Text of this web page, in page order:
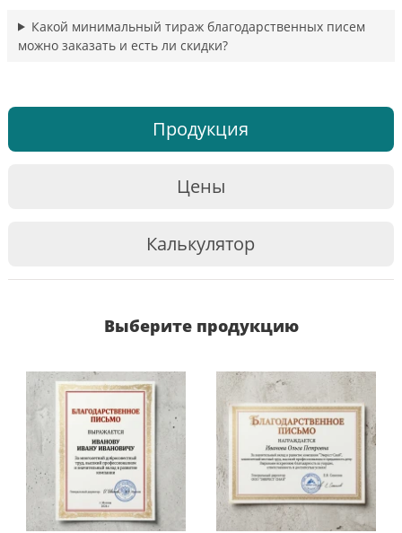
Какой минимальный тираж благодарственных писем
можно заказать и есть ли скидки?
Продукция
Цены
Калькулятор
Выберите продукцию